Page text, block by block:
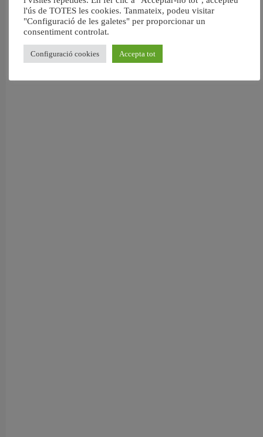
juliol
6 agost, 2026
l'ús de TOTES les cookies. Tanmateix, podeu visitar
"Configuració de les galetes" per proporcionar un
consentiment controlat.
Configuració cookies Accepta tot